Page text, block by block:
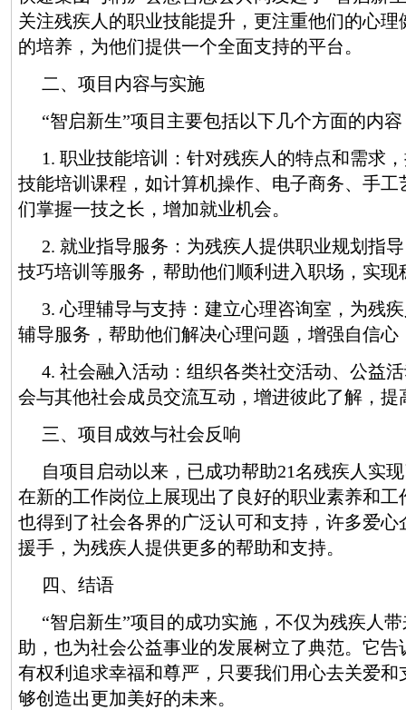
关注残疾人的职业技能提升，更注重他们的心
的培养，为他们提供一个全面支持的平台。
二、项目内容与实施
“智启新生”项目主要包括以下几个方面的内
1. 职业技能培训：针对残疾人的特点和需求
技能培训课程，如计算机操作、电子商务、手工
们掌握一技之长，增加就业机会。
2. 就业指导服务：为残疾人提供职业规划指
技巧培训等服务，帮助他们顺利进入职场，实现
3. 心理辅导与支持：建立心理咨询室，为残
辅导服务，帮助他们解决心理问题，增强自信心
4. 社会融入活动：组织各类社交活动、公益
会与其他社会成员交流互动，增进彼此了解，提
三、项目成效与社会反响
自项目启动以来，已成功帮助21名残疾人实
在新的工作岗位上展现出了良好的职业素养和工
也得到了社会各界的广泛认可和支持，许多爱心
援手，为残疾人提供更多的帮助和支持。
四、结语
“智启新生”项目的成功实施，不仅为残疾人
助，也为社会公益事业的发展树立了典范。它
有权利追求幸福和尊严，只要我们用心去关爱和
够创造出更加美好的未来。